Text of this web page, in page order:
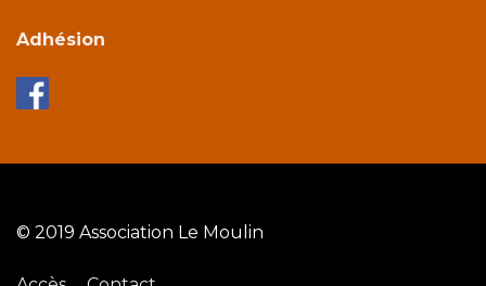
Adhésion
© 2019 Association Le Moulin